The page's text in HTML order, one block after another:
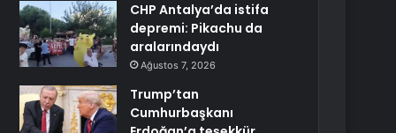
CHP Antalya’da istifa
depremi: Pikachu da
aralarındaydı
Ağustos 7, 2026
Trump’tan
Cumhurbaşkanı